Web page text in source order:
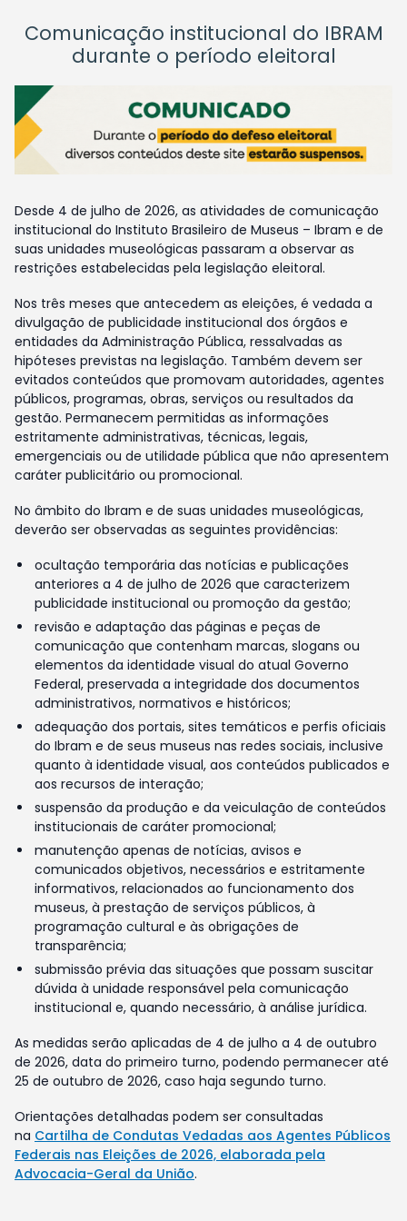
Comunicação institucional do IBRAM
durante o período eleitoral
Desde 4 de julho de 2026, as atividades de comunicação
institucional do Instituto Brasileiro de Museus – Ibram e de
suas unidades museológicas passaram a observar as
restrições estabelecidas pela legislação eleitoral.
Nos três meses que antecedem as eleições, é vedada a
divulgação de publicidade institucional dos órgãos e
entidades da Administração Pública, ressalvadas as
hipóteses previstas na legislação. Também devem ser
evitados conteúdos que promovam autoridades, agentes
públicos, programas, obras, serviços ou resultados da
gestão. Permanecem permitidas as informações
estritamente administrativas, técnicas, legais,
emergenciais ou de utilidade pública que não apresentem
caráter publicitário ou promocional.
No âmbito do Ibram e de suas unidades museológicas,
deverão ser observadas as seguintes providências:
ocultação temporária das notícias e publicações
anteriores a 4 de julho de 2026 que caracterizem
publicidade institucional ou promoção da gestão;
revisão e adaptação das páginas e peças de
comunicação que contenham marcas, slogans ou
elementos da identidade visual do atual Governo
Federal, preservada a integridade dos documentos
administrativos, normativos e históricos;
adequação dos portais, sites temáticos e perfis oficiais
do Ibram e de seus museus nas redes sociais, inclusive
quanto à identidade visual, aos conteúdos publicados e
aos recursos de interação;
suspensão da produção e da veiculação de conteúdos
institucionais de caráter promocional;
manutenção apenas de notícias, avisos e
comunicados objetivos, necessários e estritamente
informativos, relacionados ao funcionamento dos
museus, à prestação de serviços públicos, à
programação cultural e às obrigações de
transparência;
submissão prévia das situações que possam suscitar
dúvida à unidade responsável pela comunicação
institucional e, quando necessário, à análise jurídica.
As medidas serão aplicadas de 4 de julho a 4 de outubro
de 2026, data do primeiro turno, podendo permanecer até
25 de outubro de 2026, caso haja segundo turno.
Orientações detalhadas podem ser consultadas
na Cartilha de Condutas Vedadas aos Agentes Públicos
Federais nas Eleições de 2026, elaborada pela
Advocacia-Geral da União.